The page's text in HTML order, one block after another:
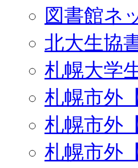
図書館ネ
北大生協
札幌大学
札幌市外
札幌市外
札幌市外